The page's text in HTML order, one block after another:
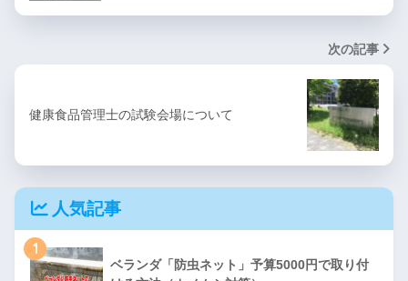
次の記事
健康食品管理士の試験会場について
人気記事
1
ベランダ「防虫ネット」予算5000円で取り付